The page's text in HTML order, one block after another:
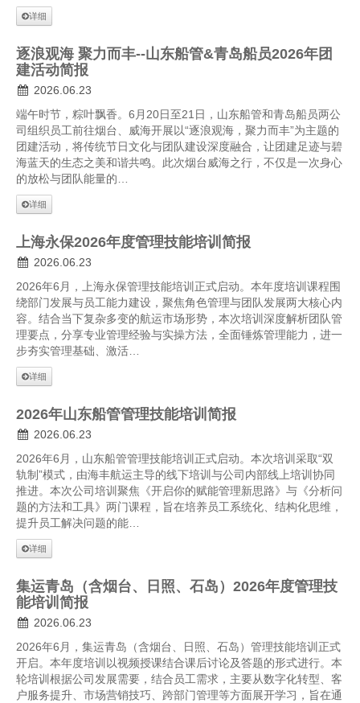
详细
逐浪观海 聚力而丰--山东船管&青岛船员2026年团
建活动简报
2026.06.23
端午时节，粽叶飘香。6月20日至21日，山东船管和青岛船员两公
司组织员工前往烟台、威海开展以“逐浪观海，聚力而丰”为主题的
团建活动，将传统节日文化与团队建设深度融合，让团建足迹与碧
海蓝天的生态之美和谐共鸣。此次烟台威海之行，不仅是一次身心
的放松与团队能量的…
详细
上海永保2026年度管理技能培训简报
2026.06.23
2026年6月，上海永保管理技能培训正式启动。本年度培训课程围
绕部门发展与员工能力建设，聚焦角色管理与团队发展两大核心内
容。结合当下复杂多变的航运市场形势，本次培训深度解析团队管
理要点，分享专业管理经验与实操方法，全面锤炼管理能力，进一
步夯实管理基础、激活…
详细
2026年山东船管管理技能培训简报
2026.06.23
2026年6月，山东船管管理技能培训正式启动。本次培训采取“双
轨制”模式，由海丰航运主导的线下培训与公司内部线上培训协同
推进。本次公司培训聚焦《开启你的赋能管理新思路》与《分析问
题的方法和工具》两门课程，旨在培养员工系统化、结构化思维，
提升员工解决问题的能…
详细
集运青岛（含烟台、日照、石岛）2026年度管理技
能培训简报
2026.06.23
2026年6月，集运青岛（含烟台、日照、石岛）管理技能培训正式
开启。本年度培训以视频授课结合课后讨论及答题的形式进行。本
轮培训根据公司发展需要，结合员工需求，主要从数字化转型、客
户服务提升、市场营销技巧、跨部门管理等方面展开学习，旨在通